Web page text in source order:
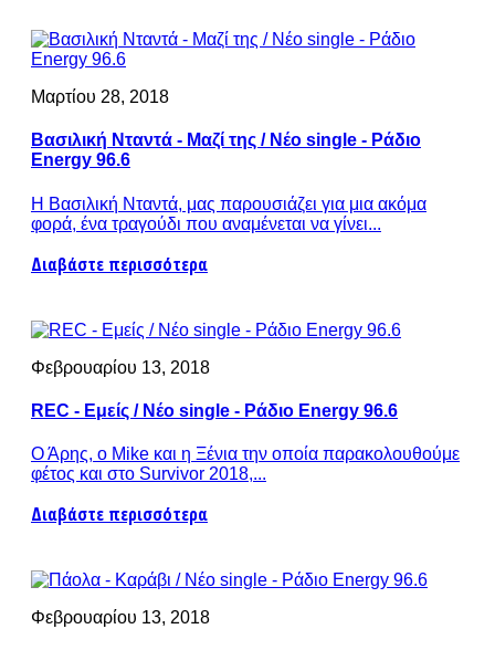
Μαρτίου 28, 2018
Βασιλική Νταντά - Μαζί της / Νέο single - Ράδιο
Energy 96.6
Η Βασιλική Νταντά, μας παρουσιάζει για μια ακόμα
φορά, ένα τραγούδι που αναμένεται να γίνει...
Διαβάστε περισσότερα
Φεβρουαρίου 13, 2018
REC - Εμείς / Νέο single - Ράδιο Energy 96.6
Ο Άρης, ο Mike και η Ξένια την οποία παρακολουθούμε
φέτος και στο Survivor 2018,...
Διαβάστε περισσότερα
Φεβρουαρίου 13, 2018